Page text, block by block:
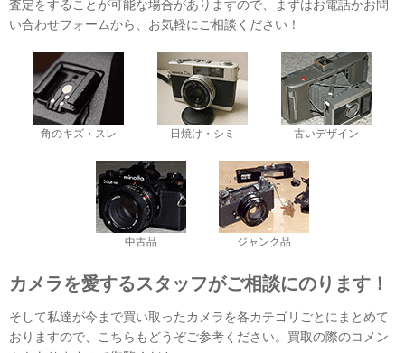
査定をすることが可能な場合がありますので、まずはお電話かお問
い合わせフォームから、お気軽にご相談ください！
角のキズ・スレ 日焼け・シミ 古いデザイン
中古品 ジャンク品
カメラを愛するスタッフがご相談にのります！
そして私達が今まで買い取ったカメラを各カテゴリごとにまとめて
おりますので、こちらもどうぞご参考ください。買取の際のコメン